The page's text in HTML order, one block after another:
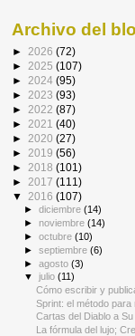
Archivo del
► 2026 (72)
► 2025 (107)
► 2024 (95)
► 2023 (93)
► 2022 (87)
► 2021 (40)
► 2020 (27)
► 2019 (56)
► 2018 (101)
► 2017 (111)
▼ 2016 (107)
►diciembre(14)
► noviembre(14)
►octubre(10)
►septiembre(6)
►agosto(3)
▼julio(11)
Cómo escribir y
Sprint: el método para
Cartas del Diablo a
La fórmula del lujo;